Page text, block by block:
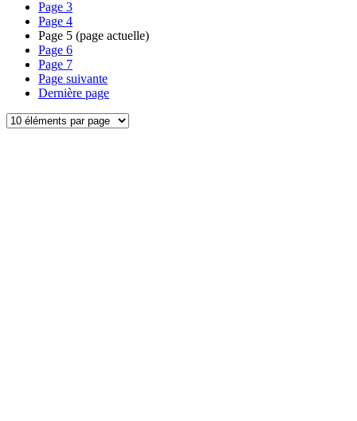
Page 3
Page 4
Page 5 (page actuelle)
Page 6
Page 7
Page suivante
Dernière page